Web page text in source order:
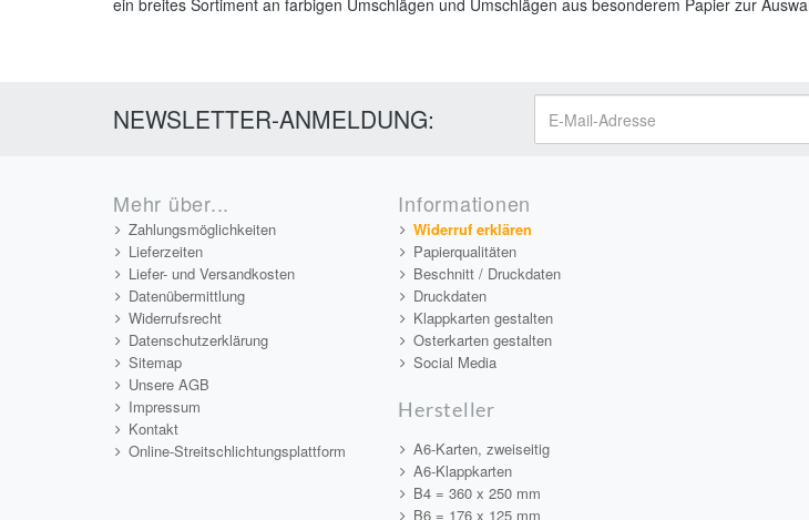
ein breites Sortiment an farbigen Umschlägen und Umschlägen aus besonderem Papier zur
NEWSLETTER-ANMELDUNG:
Mehr über...
Zahlungsmöglichkeiten
Lieferzeiten
Liefer- und Versandkosten
Datenübermittlung
Widerrufsrecht
Datenschutzerklärung
Sitemap
Unsere AGB
Impressum
Kontakt
Online-Streitschlichtungsplattform
Informationen
Widerruf erklären
Papierqualitäten
Beschnitt / Druckdaten
Druckdaten
Klappkarten gestalten
Osterkarten gestalten
Social Media
Hersteller
A6-Karten, zweiseitig
A6-Klappkarten
B4 = 360 x 250 mm
B6 = 176 x 125 mm